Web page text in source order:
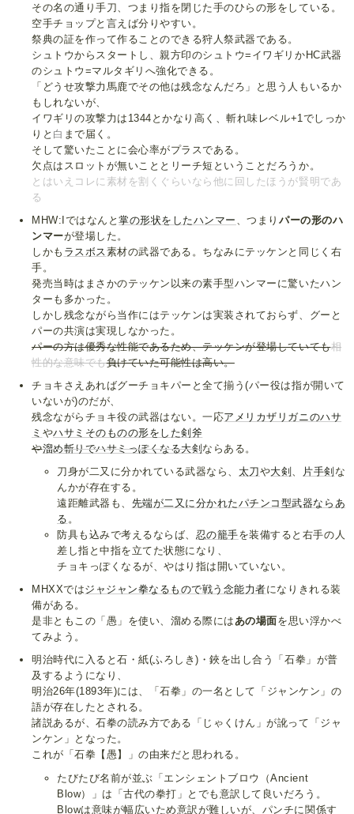
その名の通り手刀、つまり指を閉じた手のひらの形をしている。
空手チョップと言えば分りやすい。
祭典の証を作って作ることのできる狩人祭武器である。
シュトウからスタートし、親方印のシュトウ=イワギリかHC武器
のシュトウ=マルタギリへ強化できる。
「どうせ攻撃力馬鹿でその他は残念なんだろ」と思う人もいるか
もしれないが、
イワギリの攻撃力は1344とかなり高く、斬れ味レベル+1でしっか
りと 白 まで届く。
そして驚いたことに会心率がプラスである。
欠点はスロットが無いこととリーチ短ということだろうか。
とはいえコレに素材を割くぐらいなら他に回したほうが賢明であ
る
MHW:Iではなんと掌の形状をしたハンマー 、つまりパーの形のハ
ンマーが登場した。
しかも ラスボス素材の武器である。ちなみにテッケンと同じく右
手。
発売当時はまさかのテッケン以来の素手型ハンマーに驚いたハン
ターも多かった。
しかし残念ながら当作にはテッケンは実装されておらず、グーと
パーの共演は実現しなかった。
パーの方は優秀な性能であるため、テッケンが登場していても相
性的な意味でも負けていた可能性は高い。
チョキさえあればグーチョキパーと全て揃う(パー役は指が開いて
いないが)のだが、
残念ながらチョキ役の武器はない。一応アメリカザリガニのハサ
ミ やハサミそのものの形をした剣斧
や溜め斬りでハサミっぽくなる大剣ならある。
刀身が二又に分かれている武器なら、 太刀や大剣 、 片手剣 な
んかが存在する。
遠距離武器も、 先端が二又に分かれたパチンコ型武器ならあ
る 。
防具も込みで考えるならば、 忍の籠手を装備すると右手の人
差し指と中指を立てた状態になり、
チョキっぽくなるが、やはり指は開いていない。
MHXXではジャジャン拳なるもので戦う念能力者になりきれる装
備がある。
是非ともこの「愚」を使い、溜める際にはあの場面を思い浮かべ
てみよう。
明治時代に入ると石・紙(ふろしき)・鋏を出し合う「石拳」が普
及するようになり、
明治26年(1893年)には、「石拳」の一名として「ジャンケン」の
語が存在したとされる。
諸説あるが、石拳の読み方である「じゃくけん」が訛って「ジャ
ンケン」となった。
これが「石拳【愚】」の由来だと思われる。
たびたび名前が並ぶ「エンシェントブロウ（Ancient
Blow）」は「古代の拳打」とでも意訳して良いだろう。
Blowは意味が幅広いため意訳が難しいが、パンチに関係す